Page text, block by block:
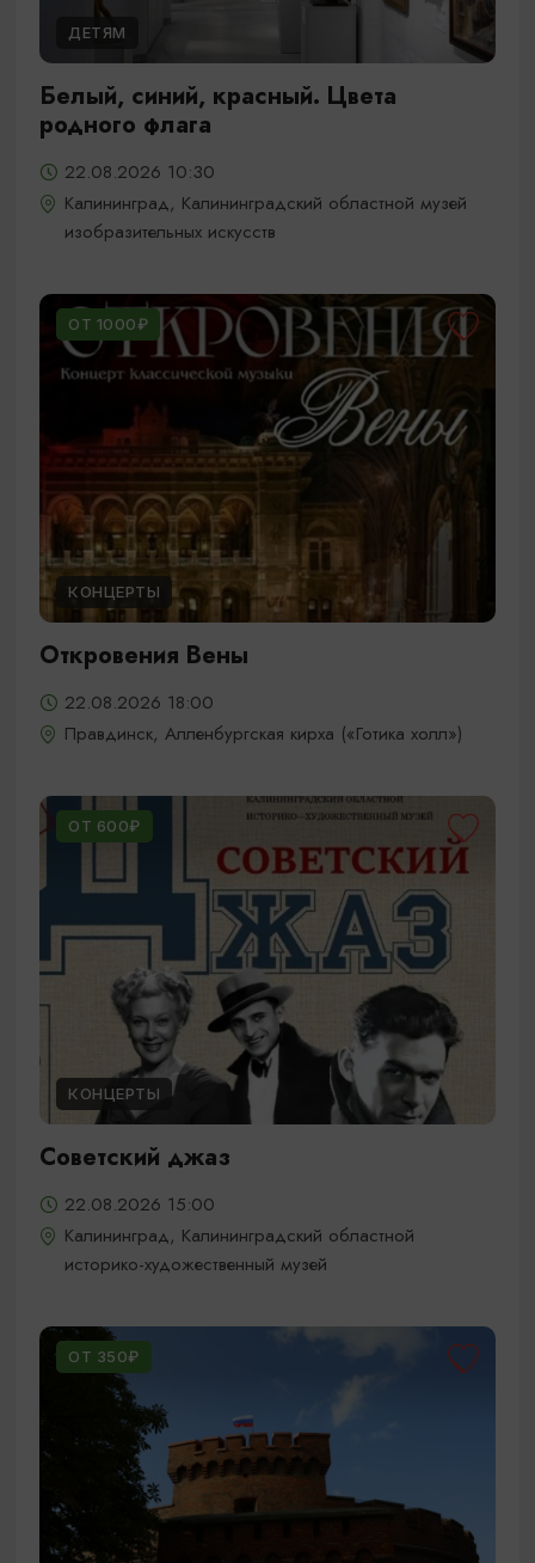
ДЕТЯМ
Белый, синий, красный. Цвета
родного флага
22.08.2026 10:30
Калининград, Калининградский областной музей
изобразительных искусств
ОТ 1000₽
КОНЦЕРТЫ
Откровения Вены
22.08.2026 18:00
Правдинск, Алленбургская кирха («Готика холл»)
ОТ 600₽
КОНЦЕРТЫ
Советский джаз
22.08.2026 15:00
Калининград, Калининградский областной
историко-художественный музей
ОТ 350₽